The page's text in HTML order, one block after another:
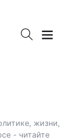
жизни,
- читайте